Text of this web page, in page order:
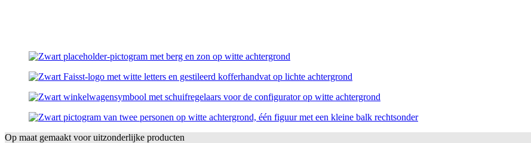
Op maat gemaakt voor uitzonderlijke producten